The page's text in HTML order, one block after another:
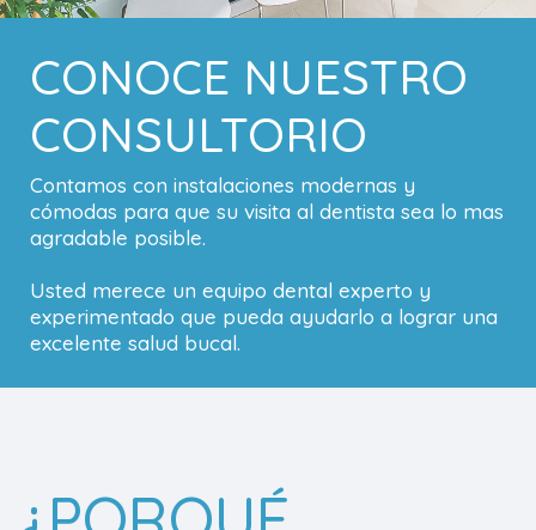
CONOCE NUESTRO
CONSULTORIO
Contamos con instalaciones modernas y
cómodas para que su visita al dentista sea lo mas
agradable posible.
Usted merece un equipo dental experto y
experimentado que pueda ayudarlo a lograr una
excelente salud bucal.